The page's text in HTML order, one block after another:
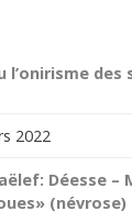
l’onirisme des
2022
Déesse –
(névrose)